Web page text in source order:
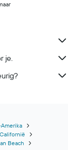
je.
Beach